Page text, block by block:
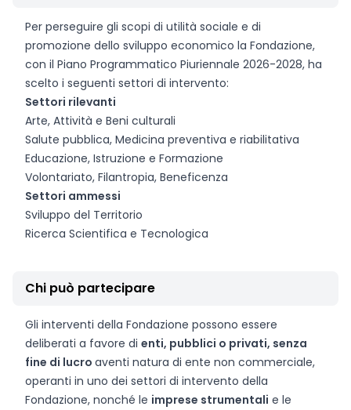
Per perseguire gli scopi di utilità sociale e di
promozione dello sviluppo economico la Fondazione,
con il Piano Programmatico Piuriennale 2026-2028, ha
scelto i seguenti settori di intervento:
Settori rilevanti
Arte, Attività e Beni culturali
Salute pubblica, Medicina preventiva e riabilitativa
Educazione, Istruzione e Formazione
Volontariato, Filantropia, Beneficenza
Settori ammessi
Sviluppo del Territorio
Ricerca Scientifica e Tecnologica
Chi può partecipare
Gli interventi della Fondazione possono essere
deliberati a favore di enti, pubblici o privati, senza
fine di lucro aventi natura di ente non commerciale,
operanti in uno dei settori di intervento della
Fondazione, nonché le imprese strumentali e le